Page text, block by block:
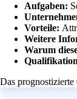
Aufgaben:
Vorteile:
Weitere
Warum
Das